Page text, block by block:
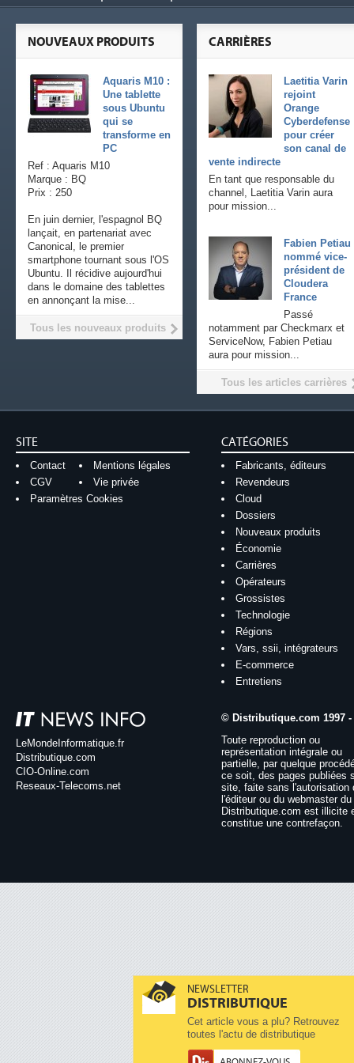
NEWSLETTER
DISTRIBUTIQUE
Cet article vous a plu? Retrouvez
toutes l'actu de distributique
CARRIÈRES
Laetitia Varin
rejoint
Orange
Cyberdefense
pour créer
son canal de
vente indirecte
En tant que responsable du
channel, Laetitia Varin aura
pour mission...
Fabien Petiau
nommé vice-
président de
Cloudera
France
Passé
notamment par Checkmarx et
ServiceNow, Fabien Petiau
aura pour mission...
Tous les articles carrières
NOUVEAUX PRODUITS
Aquaris M10 :
Une tablette
sous Ubuntu
qui se
transforme en
PC
Ref : Aquaris M10
Marque : BQ
Prix : 250
En juin dernier, l'espagnol BQ
lançait, en partenariat avec
Canonical, le premier
smartphone tournant sous l'OS
Ubuntu. Il récidive aujourd'hui
dans le domaine des tablettes
en annonçant la mise...
Tous les nouveaux produits
SITE
Contact
Mentions légales
CGV
Vie privée
Paramètres Cookies
CATÉGORIES
Fabricants, éditeurs
Revendeurs
Cloud
Dossiers
Nouveaux produits
Économie
Carrières
Opérateurs
Grossistes
Technologie
Régions
Vars, ssii, intégrateurs
E-commerce
Entretiens
LeMondeInformatique.fr
Distributique.com
CIO-Online.com
Reseaux-Telecoms.net
© Distributique.com 1997 -
Toute reproduction ou
représentation intégrale ou
partielle, par quelque
ce soit, des pages publiées
site, faite sans l'autorisation
l'éditeur ou du webmaster
Distributique.com est illicite
constitue une contrefaçon.